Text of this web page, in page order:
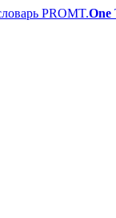
PROMT.One